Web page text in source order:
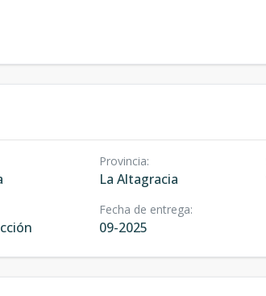
Provincia:
La Altagracia
Fecha de entrega:
09-2025